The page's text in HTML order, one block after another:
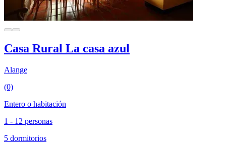
Casa Rural La casa azul
Alange
(0)
Entero o habitación
1 - 12 personas
5 dormitorios